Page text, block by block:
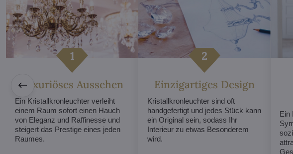
Luxuriöses Aussehen
Ein Kristallkronleuchter verleiht
einem Raum sofort einen Hauch
von Eleganz und Raffinesse und
steigert das Prestige eines jeden
Raumes.
Einzigartiges Design
Kristallkronleuchter sind oft
handgefertigt und jedes Stück kann
ein Original sein, sodass Ihr
Interieur zu etwas Besonderem
wird.
Ein